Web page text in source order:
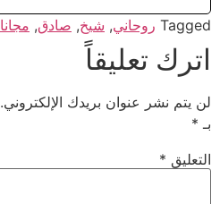
Tagged روحاني, شيخ, صادق, مجانا
اترك تعليقاً
لن يتم نشر عنوان بريدك الإلكتروني.
بـ *
التعليق *